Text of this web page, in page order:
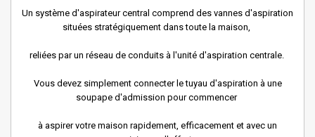
Un système d'aspirateur central comprend des vannes d'aspiration
situées stratégiquement dans toute la maison,
reliées par un réseau de conduits à l'unité d'aspiration centrale.
Vous devez simplement connecter le tuyau d'aspiration à une
soupape d'admission pour commencer
à aspirer votre maison rapidement, efficacement et avec un